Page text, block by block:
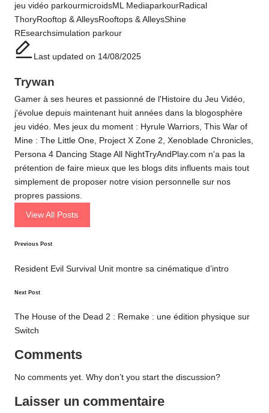
Tags:
jeu vidéo parkourmicroidsML MediaparkourRadical
ThoryRooftop & AlleysRooftops & AlleysShine
REsearchsimulation parkour
Last updated on 14/08/2025
Trywan
Gamer à ses heures et passionné de l'Histoire du Jeu Vidéo,
j'évolue depuis maintenant huit années dans la blogosphère
jeu vidéo. Mes jeux du moment : Hyrule Warriors, This War of
Mine : The Little One, Project X Zone 2, Xenoblade Chronicles,
Persona 4 Dancing Stage All NightTryAndPlay.com n'a pas la
prétention de faire mieux que les blogs dits influents mais tout
simplement de proposer notre vision personnelle sur nos
propres passions.
View All Posts
Post
navigation
Previous Post
Resident Evil Survival Unit montre sa cinématique d’intro
Next Post
The House of the Dead 2 : Remake : une édition physique sur
Switch
Comments
No comments yet. Why don’t you start the discussion?
Laisser un commentaire